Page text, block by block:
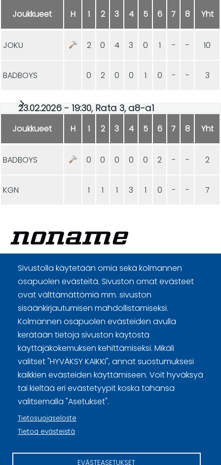
Joukkueet H 1 2 3 4 5 6 7 8 Yht
JOKU 2 0 4 3 0 1 - - 10
BADBOYS 0 2 0 0 1 0 - - 3
23.02.2026 - 19:30, Rata 3, a8-a1
Joukkueet H 1 2 3 4 5 6 7 8 Yht
BADBOYS 0 0 0 0 0 2 - - 2
KGN 1 1 1 3 1 0 - - 7
Sivustolla käytetään omia sekä kolmannen
osapuolen evästeitä. Sivuston omat evästeet
ovat välttämättömiä mm. sivuston
sisäänkirjautumisen mahdollistamiseksi.
Kolmannen osapuolen evästeiden avulla
kerätään tietoja sivuston käytöstä
käyttäjäkokemuksen kehittämiseksi. Mikäli
valitset "HYVÄKSY KAIKKI", annat suostumuksesi
kaikkien evästeiden käyttämiseen. Voit hyväksyä
tai kieltää eri evästetyypit koska tahansa
valitsemalla "Asetukset".
Tietosuojaseloste
Tietoa evästeistä
EVÄSTEASETUKSET
Curling Finland
Curling.fi
Curling Finland
Sivuston käyttöehdot ja sisällön käyttöoikeudet
Tietosuojaselosteet
Tietoa evästeistä
Evästeasetukset